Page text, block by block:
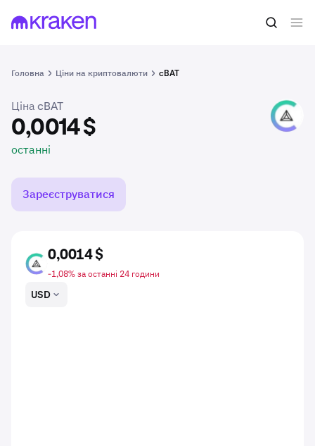
Головна Ціни на криптовалюти cBAT
0,0014 $ Купити CBAT
Ціна cBAT
0,0014 $
останні
CBAT
Зареєструватися
CBAT
0,0014 $
-1,08% за останні 24 години
USD